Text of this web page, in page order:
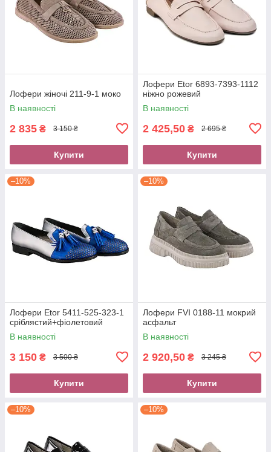
Лофери жіночі 211-9-1 моко
В наявності
2 835 ₴ 3 150 ₴
Купити
Лофери Etor 6893-7393-1112
ніжно рожевий
В наявності
2 425,50 ₴ 2 695 ₴
Купити
–10%
Лофери Etor 5411-525-323-1
сріблястий+фіолетовий
В наявності
3 150 ₴ 3 500 ₴
Купити
–10%
Лофери FVI 0188-11 мокрий
асфальт
В наявності
2 920,50 ₴ 3 245 ₴
Купити
–10% –10%